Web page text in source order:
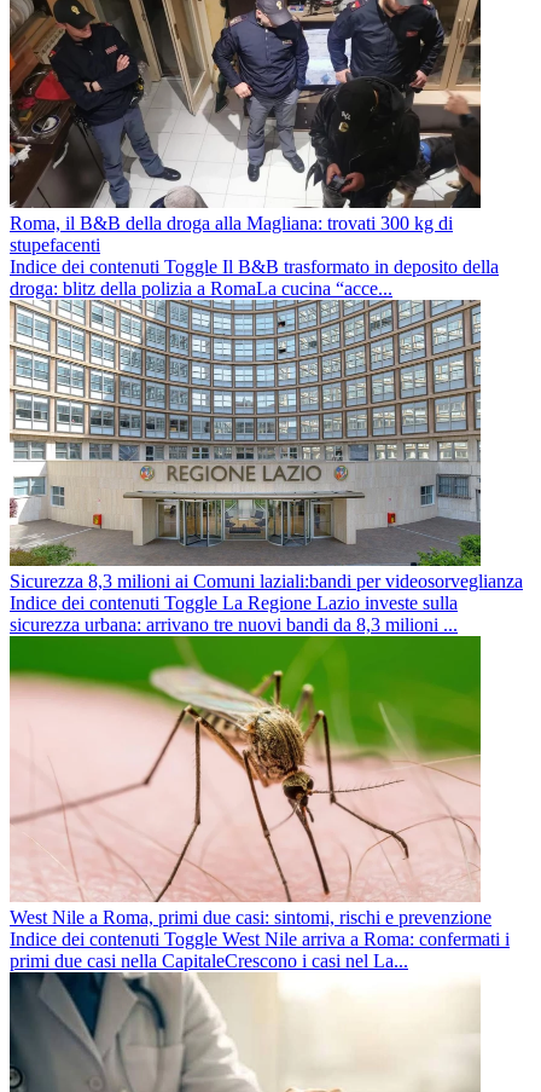
Roma, il B&B della droga alla Magliana: trovati 300 kg di
stupefacenti
Indice dei contenuti Toggle Il B&B trasformato in deposito della
droga: blitz della polizia a RomaLa cucina “acce...
Sicurezza 8,3 milioni ai Comuni laziali:bandi per videosorveglianza
Indice dei contenuti Toggle La Regione Lazio investe sulla
sicurezza urbana: arrivano tre nuovi bandi da 8,3 milioni ...
West Nile a Roma, primi due casi: sintomi, rischi e prevenzione
Indice dei contenuti Toggle West Nile arriva a Roma: confermati i
primi due casi nella CapitaleCrescono i casi nel La...